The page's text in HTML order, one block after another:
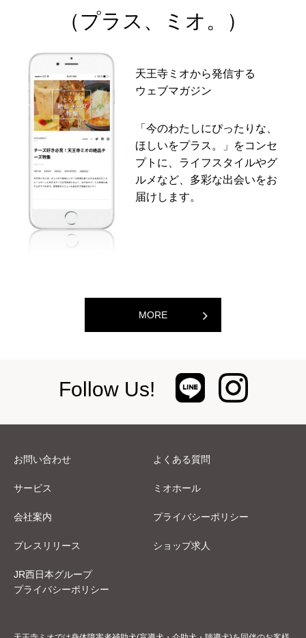
（プラス、ミオ。）
天王寺ミオから発信する
ウェブマガジン
「今のわたしにぴったりな、
ほしいをプラス。」をコンセ
プトに、ライフスタイルやグ
ルメなど、多彩な出会いをお
届けします。
MORE
Follow Us!
お問い合わせ よくある質問
サービス ミオホール
会社案内 プライバシーポリシー
プレスリリース ショップ求人
JR西日本グループ
プライバシーポリシー